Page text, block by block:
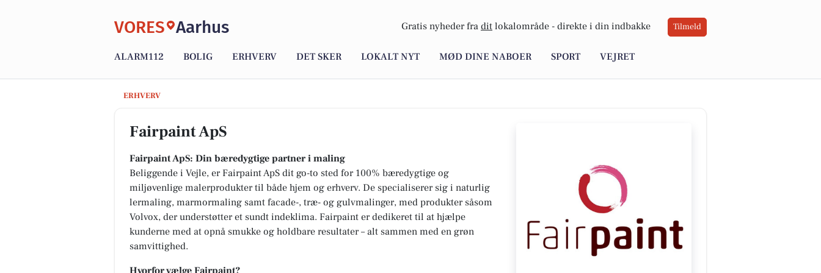
VORES Aarhus Gratis nyheder fra dit lokalområde - direkte i din indbakke Tilmeld
ALARM112 BOLIG ERHVERV DET SKER LOKALT NYT MØD DINE NABOER SPORT VEJRET
ERHVERV
Fairpaint ApS
Fairpaint ApS
Fairpaint ApS: Din bæredygtige partner i maling
Beliggende i Vejle, er Fairpaint ApS dit go-to sted for 100% bæredygtige og
miljøvenlige malerprodukter til både hjem og erhverv. De specialiserer sig i naturlig
lermaling, marmormaling samt facade-, træ- og gulvmalinger, med produkter såsom
Volvox, der understøtter et sundt indeklima. Fairpaint er dedikeret til at hjælpe
kunderne med at opnå smukke og holdbare resultater – alt sammen med en grøn
samvittighed.
Hvorfor vælge Fairpaint?